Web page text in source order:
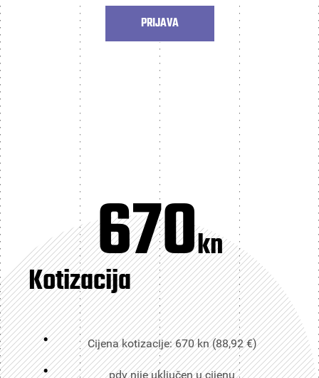
PRIJAVA
670kn
Kotizacija
Cijena kotizacije: 670 kn (88,92 €)
pdv nije uključen u cijenu